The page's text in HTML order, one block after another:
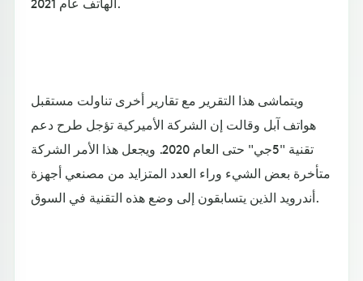
ويتماشى هذا التقرير مع تقارير أخرى تناولت مستقبل
هواتف آبل وقالت إن الشركة الأميركية تؤجل طرح دعم
تقنية "5جي" حتى العام 2020. ويجعل هذا الأمر الشركة
متأخرة بعض الشيء وراء العدد المتزايد من مصنعي أجهزة
أندرويد الذين يتسابقون إلى وضع هذه التقنية في السوق.